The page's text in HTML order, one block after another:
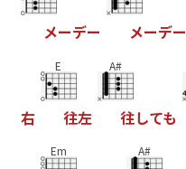
メーデー メーデー
右
E
往左
A#
往しても
Em A#